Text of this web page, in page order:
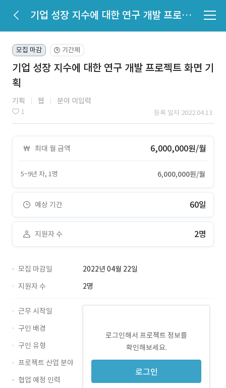
기업 성장 지수에 대한 연구 개발 프로젝트 화면 기획
모집 마감 🕒 기간제
기업 성장 지수에 대한 연구 개발 프로젝트 화면 기
획
기획 웹 분야 미입력
1 등록 일자 2022.04.13.
최대 월 금액 6,000,000원/월
5~9년 차, 1명 6,000,000원/월
예상 기간 60일
지원자 수 2명
모집 마감일
2022년 04월 22일
지원자 수
2명
로그인해서 프로젝트 정보를
확인해보세요.
로그인
근무 시작일
구인 배경
구인 유형
프로젝트 산업 분야
협업 예정 인력